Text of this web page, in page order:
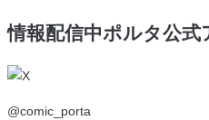
情報配信中ポルタ公式
@comic_porta